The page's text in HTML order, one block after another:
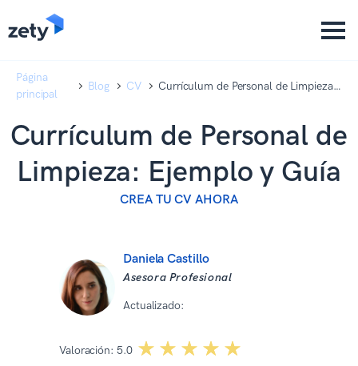
Página
principal
Blog CV
Currículum de Personal de Limpieza:
Currículum de Personal de
Limpieza: Ejemplo y Guía
CREA TU CV AHORA
Daniela Castillo
Asesora Profesional
Actualizado:
Valoración: 5.0 ☆☆☆☆☆
★★★★★